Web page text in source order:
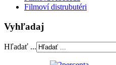
Filmoví distrubutéri
Vyhľadaj
Hľadať ...